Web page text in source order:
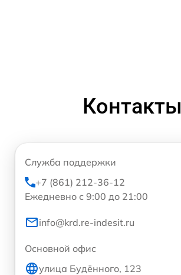
Контакты
Служба поддержки
+7 (861) 212-36-12
Ежедневно с 9:00 до 21:00
info@krd.re-indesit.ru
Основной офис
улица Будённого, 123